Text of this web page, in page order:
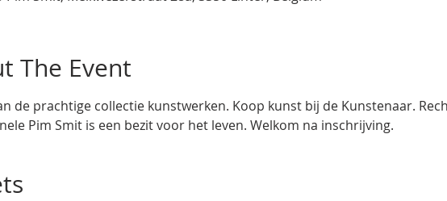
The Event
de prachtige collectie kunstwerken. Koop kunst bij de Kunstenaar.
Pim Smit is een bezit voor het leven. Welkom na inschrijving.